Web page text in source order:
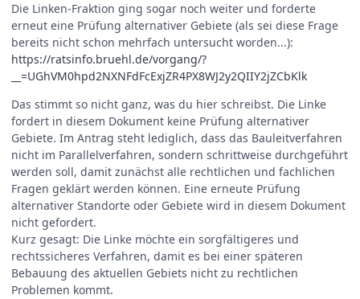
Die Linken‑Fraktion ging sogar noch weiter und forderte
erneut eine Prüfung alternativer Gebiete (als sei diese Frage
bereits nicht schon mehrfach untersucht worden...):
https://ratsinfo.bruehl.de/vorgang/?
__=UGhVM0hpd2NXNFdFcExjZR4PX8WJ2y2QIIY2jZCbKlk
Das stimmt so nicht ganz, was du hier schreibst. Die Linke
fordert in diesem Dokument keine Prüfung alternativer
Gebiete. Im Antrag steht lediglich, dass das Bauleitverfahren
nicht im Parallelverfahren, sondern schrittweise durchgeführt
werden soll, damit zunächst alle rechtlichen und fachlichen
Fragen geklärt werden können. Eine erneute Prüfung
alternativer Standorte oder Gebiete wird in diesem Dokument
nicht gefordert.
Kurz gesagt: Die Linke möchte ein sorgfältigeres und
rechtssicheres Verfahren, damit es bei einer späteren
Bebauung des aktuellen Gebiets nicht zu rechtlichen
Problemen kommt.